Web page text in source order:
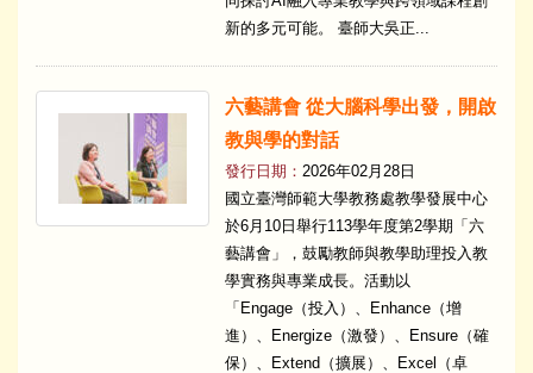
新的多元可能。 臺師大吳正...
六藝講會 從大腦科學出發，開啟
教與學的對話
發行日期： 2026年02月28日
國立臺灣師範大學教務處教學發展中心
於6月10日舉行113學年度第2學期「六
藝講會」，鼓勵教師與教學助理投入教
學實務與專業成長。活動以
「Engage（投入）、Enhance（增
進）、Energize（激發）、Ensure（確
保）、Extend（擴展）、Excel（卓